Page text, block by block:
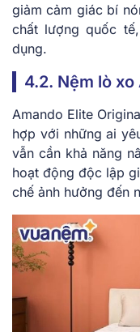
giảm cảm giác bí
chất lượng quốc
dụng.
4.2. Nệm lò
Amando Elite
hợp với những ai
vẫn cần khả năng
hoạt động độc lập
chế ảnh hưởng đến